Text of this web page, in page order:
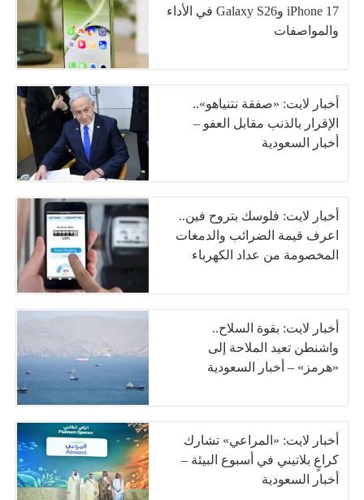
iPhone 17 وGalaxy S26 في الأداء
والمواصفات
أخبار لايت: «صفقة نتنياهو»..
الإقرار بالذنب مقابل العفو –
أخبار السعودية
أخبار لايت: فلوسك بتروح فين..
اعرف قيمة الضرائب والدمغات
المخصومة من عداد الكهرباء
أخبار لايت: بقوة السلاح..
واشنطن تعيد الملاحة إلى
«هرمز» – أخبار السعودية
أخبار لايت: «المراعي» تشارك
كراعٍ بلاتيني في أسبوع البيئة –
أخبار السعودية